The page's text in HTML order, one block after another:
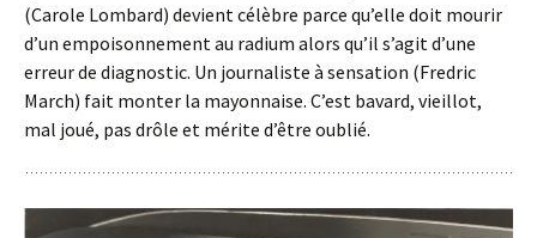
(Carole Lombard) devient célèbre parce qu’elle doit mourir
d’un empoisonnement au radium alors qu’il s’agit d’une
erreur de diagnostic. Un journaliste à sensation (Fredric
March) fait monter la mayonnaise. C’est bavard, vieillot,
mal joué, pas drôle et mérite d’être oublié.